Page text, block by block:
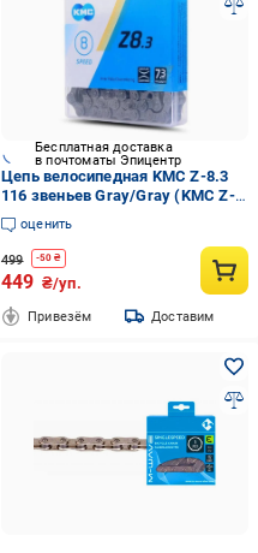
Бесплатная доставка
в почтоматы Эпицентр
Цепь велосипедная KMC Z-8.3
116 звеньев Gray/Gray (KMC Z-
8.3 )
оценить
499 -50 ₴
449 ₴/уп.
Привезём Доставим